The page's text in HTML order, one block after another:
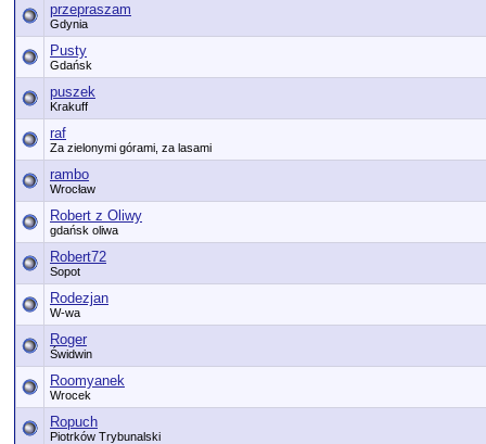
przepraszam
Gdynia
Pusty
Gdańsk
puszek
Krakuff
raf
Za zielonymi górami, za lasami
rambo
Wrocław
Robert z Oliwy
gdańsk oliwa
Robert72
Sopot
Rodezjan
W-wa
Roger
Świdwin
Roomyanek
Wrocek
Ropuch
Piotrków Trybunalski